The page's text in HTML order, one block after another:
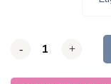
- +
- +
- +